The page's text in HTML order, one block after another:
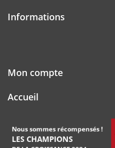
Informations
Mon compte
Accueil